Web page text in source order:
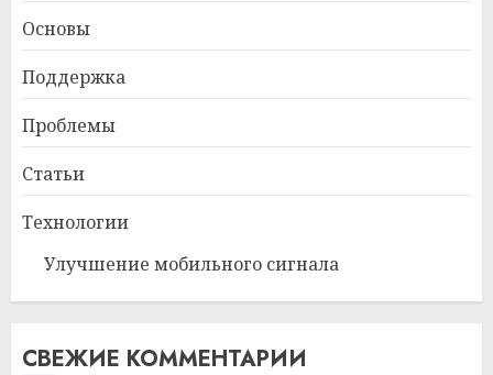
Основы
Поддержка
Проблемы
Статьи
Технологии
Улучшение мобильного сигнала
СВЕЖИЕ КОММЕНТАРИИ